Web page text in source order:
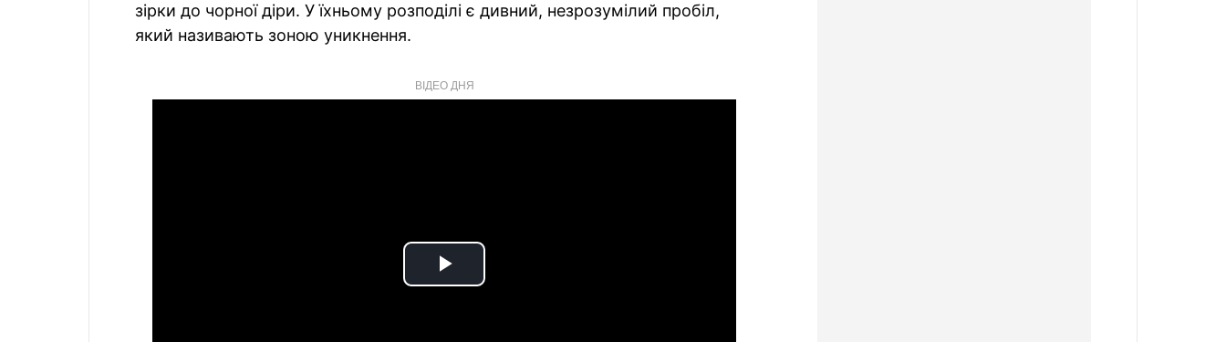
зірки до чорної діри. У їхньому розподілі є дивний, незрозумілий пробіл,
який називають зоною уникнення.
ВІДЕО ДНЯ
Play